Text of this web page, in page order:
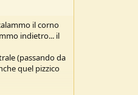
il corno
indietro... il
(passando da
quel pizzico